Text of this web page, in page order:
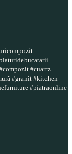
#cuartz
#granit #kitchen
#piatraonline